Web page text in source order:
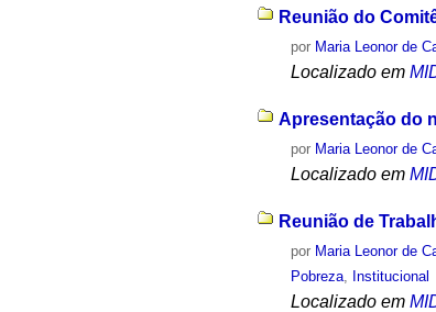
Reunião do
por Maria Leonor de
Localizado em
Apresentação do
por Maria Leonor de
Localizado em
Reunião de
por Maria Leonor de
Pobreza Institucional
Localizado em